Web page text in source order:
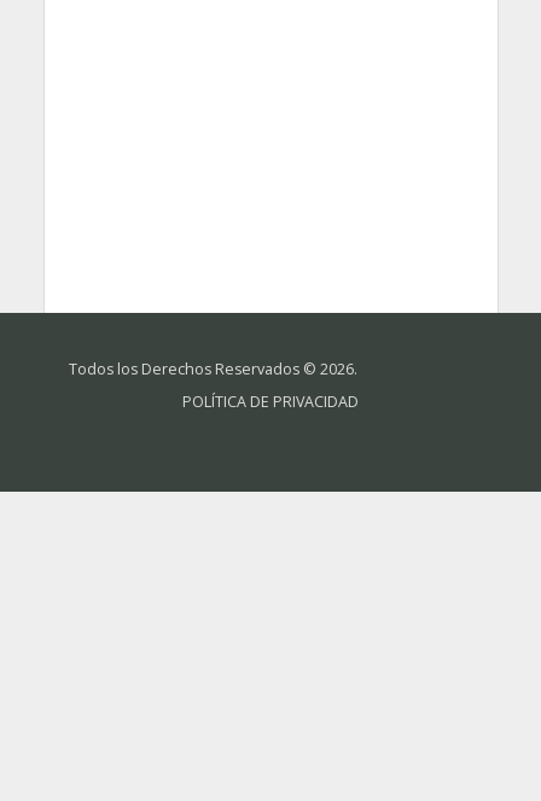
Todos los Derechos Reservados © 2026.
POLÍTICA DE PRIVACIDAD